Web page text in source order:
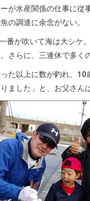
が水産関係の仕事に従
の調達に余念がない。
番が吹いて海は大シケ
さらに、三連休で多く
た以上に数が釣れ、
ました」と、お父さん